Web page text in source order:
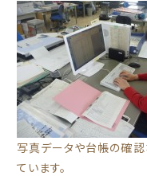
写真データや台帳の確
ています。